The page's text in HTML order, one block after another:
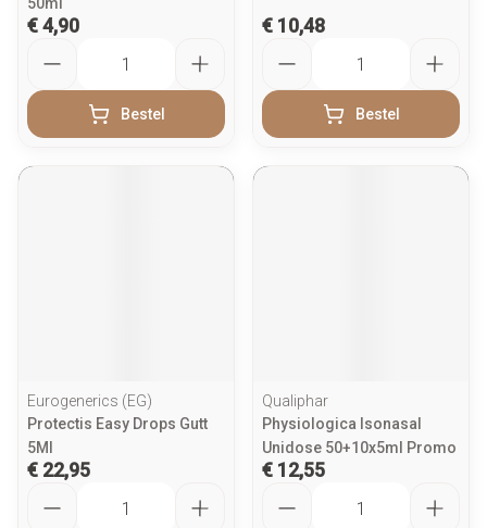
€ 4,90
Bestel
€ 10,48
Bestel
Eurogenerics (EG)
Protectis Easy Drops Gutt
5Ml
€ 22,95
Qualiphar
Physiologica Isonasal
Unidose 50+10x5ml Promo
€ 12,55